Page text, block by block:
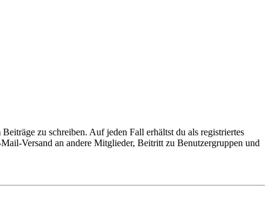
zu schreiben. Auf jeden Fall erhältst du als registriertes
Versand an andere Mitglieder, Beitritt zu Benutzergruppen und